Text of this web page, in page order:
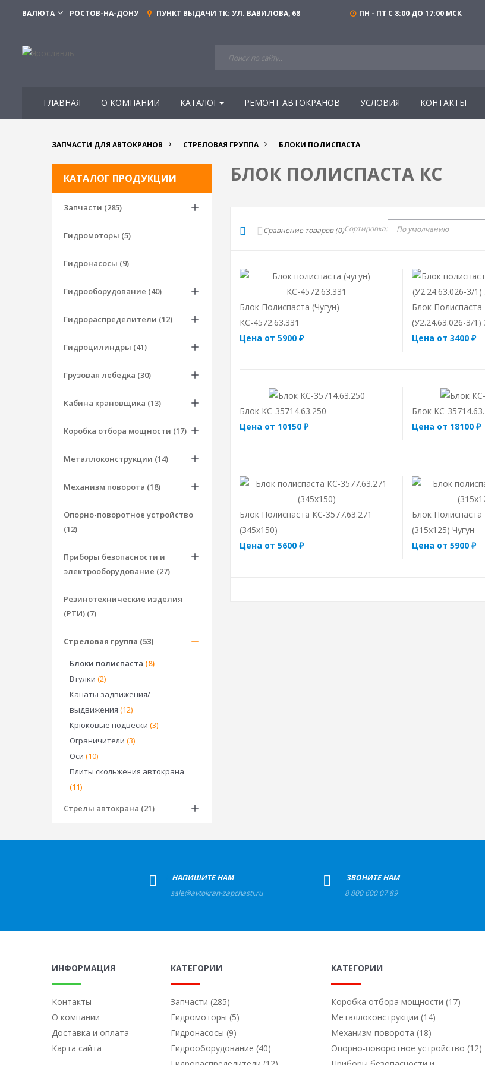
ВАЛЮТА РОСТОВ-НА-ДОНУ ПУНКТ ВЫДАЧИ ТК: УЛ. ВАВИЛОВА, 68 ПН - ПТ С 8:00 ДО 17:00 МСК
ГЛАВНАЯ О КОМПАНИИ КАТАЛОГ РЕМОНТ АВТОКРАНОВ УСЛОВИЯ КОНТАКТЫ
ЗАПЧАСТИ ДЛЯ АВТОКРАНОВ СТРЕЛОВАЯ ГРУППА БЛОКИ ПОЛИСПАСТА
КАТАЛОГ ПРОДУКЦИИ
Запчасти (285)
Гидромоторы (5)
Гидронасосы (9)
Гидрооборудование (40)
Гидрораспределители (12)
Гидроцилиндры (41)
Грузовая лебедка (30)
Кабина крановщика (13)
Коробка отбора мощности (17)
Металлоконструкции (14)
Механизм поворота (18)
Опорно-поворотное устройство
(12)
Приборы безопасности и
электрооборудование (27)
Резинотехнические изделия
(РТИ) (7)
Стреловая группа (53)
Блоки полиспаста (8)
Втулки (2)
Канаты задвижения/
выдвижения (12)
Крюковые подвески (3)
Ограничители (3)
Оси (10)
Плиты скольжения автокрана
(11)
Стрелы автокрана (21)
БЛОК ПОЛИСПАСТА КС
Сравнение товаров (0)Сортировка:
Блок Полиспаста (чугун)
КС-4572.63.331
Цена от 5900 ₽
Блок Полиспаста
(У2.24.63.026-3/
Цена от 3400 ₽
Блок КС-35714.63.250
Цена от 10150 ₽
Блок КС-
Цена от 18100 ₽
Блок Полиспаста КС-3577.63.271
(345х150)
Цена от 5600 ₽
Блок Полиспаста
(315х125) Чугун
Цена от 5900 ₽
НАПИШИТЕ НАМ
sale@avtokran-zapchasti.ru
ЗВОНИТЕ НАМ
8 800 600 07 89
ИНФОРМАЦИЯ
Контакты
О компании
Доставка и оплата
Карта сайта
КАТЕГОРИИ
Запчасти (285)
Гидромоторы (5)
Гидронасосы (9)
Гидрооборудование (40)
КАТЕГОРИИ
Коробка отбора мощности (17)
Металлоконструкции (14)
Механизм поворота (18)
Опорно-поворотное устройство (12)